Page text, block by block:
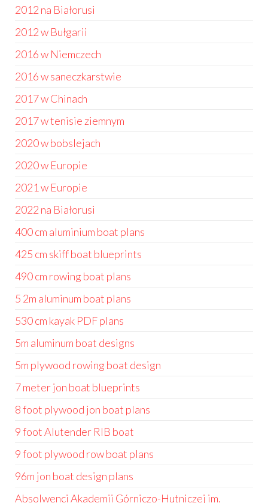
2012 na Białorusi
2012 w Bułgarii
2016 w Niemczech
2016 w saneczkarstwie
2017 w Chinach
2017 w tenisie ziemnym
2020 w bobslejach
2020 w Europie
2021 w Europie
2022 na Białorusi
400 cm aluminium boat plans
425 cm skiff boat blueprints
490 cm rowing boat plans
5 2m aluminum boat plans
530 cm kayak PDF plans
5m aluminum boat designs
5m plywood rowing boat design
7 meter jon boat blueprints
8 foot plywood jon boat plans
9 foot Alutender RIB boat
9 foot plywood row boat plans
96m jon boat design plans
Absolwenci Akademii Górniczo-Hutniczej im.